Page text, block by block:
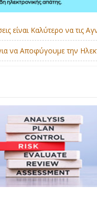
είναι Καλύτερο να τις
να Αποφύγουμε την